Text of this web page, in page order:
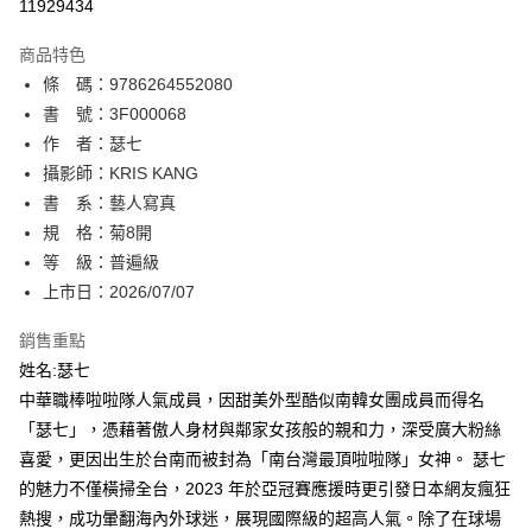
相關說明
【關於「AFTEE先享後付」】
AFTEE先享後付是「在收到商品之後才付款」的支付方式。 讓您購物簡單
便利好安心！
１．簡單：不需註冊會員、不需綁卡、不需儲值。
２．便利：只要手機號碼，簡訊認證，即可結帳。
３．安心：先確認商品／服務後，再付款。
【「AFTEE先享後付」結帳流程】
１．於結帳方式選擇「AFTEE先享後付」後，將跳轉至「AFTEE先享後付」
結帳頁面，進行簡訊認證並確認金額後，即可完成結帳。
２．訂單成立數日內，您將收到繳費通知簡訊。
ATM／網路銀行／等多元方式進行付款，方視為交易完成。
※ 請注意：結帳手續完成當下不需立刻繳費，但若您需要取消訂單，請聯絡
購買商品的店家。未經商家同意取消之訂單仍視為有效，需透過AFTEE先享
後付繳納相關費用。
※ 交易是否成功請以「AFTEE先享後付 」之結帳頁面顯示為準，若有關於
是否繳費成功／繳費後需取消欲退款等相關疑問，請聯繫「AFTEE先享後付
【注意事項】
ATM付款
運送方式
全家取貨付款
每筆NT$80，滿NT$500(含以上)免運費
付款後全家取貨
每筆NT$80，滿NT$500(含以上)免運費
付款後萊爾富取貨
每筆NT$80，滿NT$500(含以上)免運費
7-11取貨付款
11929434
商品特色
條 碼：9786264552080
書 號：3F000068
作 者：瑟七
攝影師：KRIS KANG
書 系：藝人寫真
規 格：菊8開
等 級：普遍級
上市日：2026/07/07
銷售重點
姓名:瑟七
中華職棒啦啦隊人氣成員，因甜美外型酷似南韓女團成員而得名
「瑟七」，憑藉著傲人身材與鄰家女孩般的親和力，深受廣大粉絲
喜愛，更因出生於台南而被封為「南台灣最頂啦啦隊」女神。 瑟七
的魅力不僅橫掃全台，2023 年於亞冠賽應援時更引發日本網友瘋狂
熱搜，成功暈翻海內外球迷，展現國際級的超高人氣。除了在球場